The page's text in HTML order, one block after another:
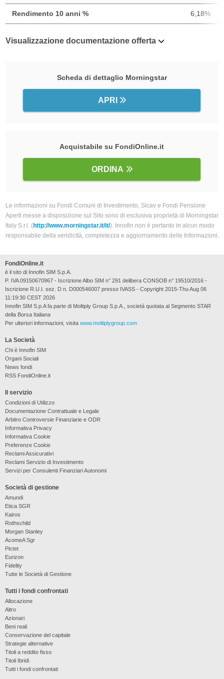
Rendimento 10 anni % 6,18%
Visualizzazione documentazione offerta
Scheda di dettaglio Morningstar
APRI
Acquistabile su FondiOnline.it
ORDINA
Le informazioni su Fondi Comuni di Investimento, Sicav e Fondi Pensione
Aperti messe a disposizione sul Sito sono di esclusiva proprietà di Morningstar
Italy S.r.l. (http://www.morningstar.it/it/). Innofin non è pertanto in alcun modo
responsabile della veridicità, completezza e aggiornamento delle Informazioni.
La Società
Chi è Innofin SIM
Organi Sociali
News fondi
RSS FondiOnline.it
Il servizio
Condizioni di Utilizzo
Documentazione Contrattuale e Legale
Arbitro Controversie Finanziarie e ODR
Informativa Privacy
Informativa Cookie
Preferenze Cookie
Reclami Assicurativi
Reclami Servizio di Investimento
Servizi per Consulenti Finanziari Autonomi
Società di gestione
Amundi
Etica SGR
Kairos
Rothschild
Morgan Stanley
AcomeA Sgr
Pictet
Eurizon
Fidelity
Tutte le Società di Gestione
Tutti i fondi confrontati
Allocazione
Altro
Azionari
Beni reali
Conservazione del capitale
Strategie alternative
Titoli a reddito fisso
Titoli Ibridi
Tutti i fondi confrontati
FondiOnline.it
è il sito di Innofin SIM S.p.A.
P. IVA 09150670967 - Iscrizione Albo SIM n° 291 delibera CONSOB n° 19510/2016 -
Iscrizione R.U.I. sez. D n. D000546007 presso IVASS - Copyright 2015-Thu Aug 06
11:19:30 CEST 2026
Innofin SIM S.p.A fa parte di Moltiply Group S.p.A., società quotata al Segmento STAR
della Borsa Italiana
Per ulteriori informazioni, visita www.moltiplygroup.com